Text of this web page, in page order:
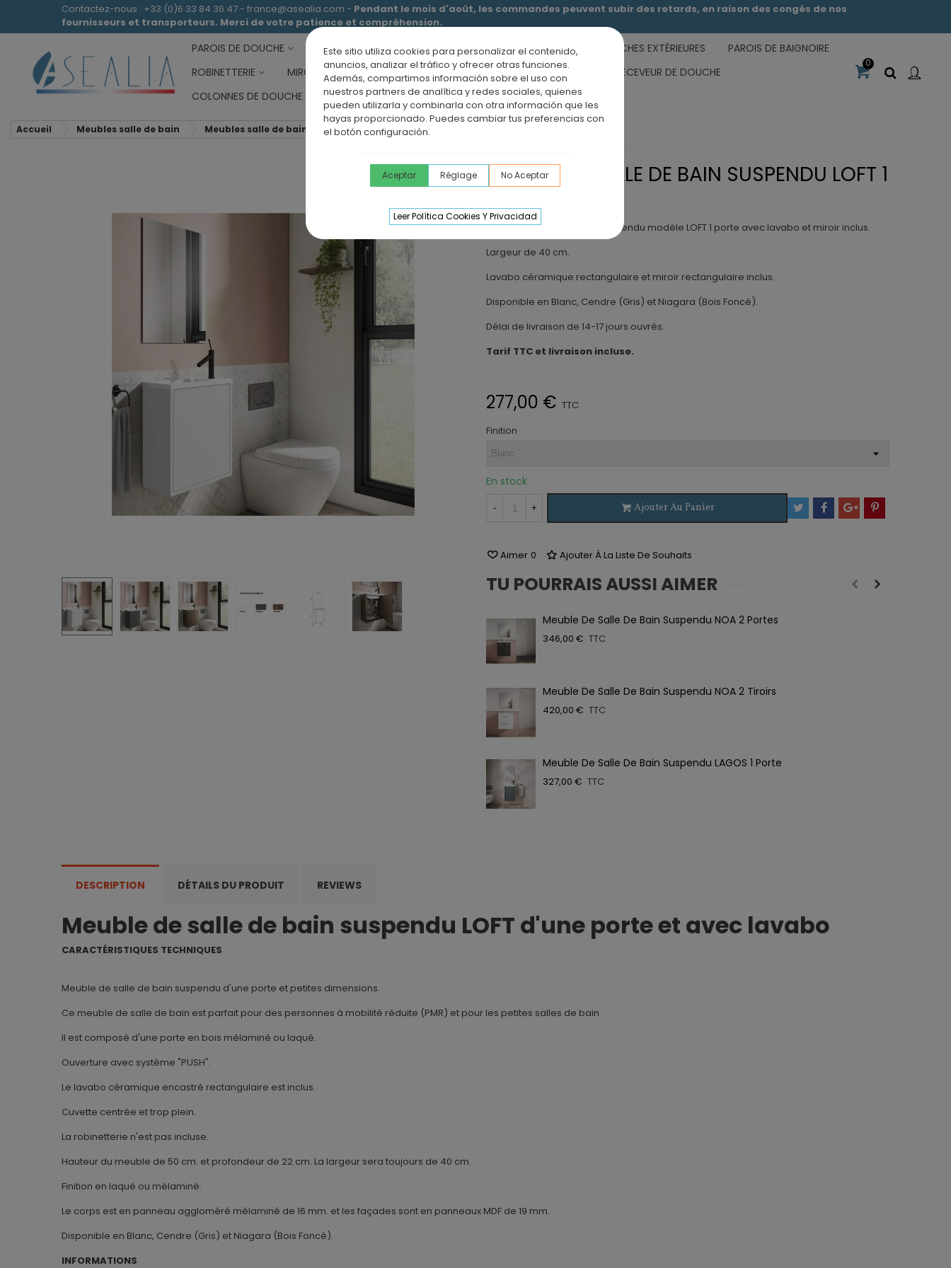
Este sitio utiliza cookies para personalizar el contenido,
anuncios, analizar el tráfico y ofrecer otras funciones.
Además, compartimos información sobre el uso con
nuestros partners de analítica y redes sociales, quienes
pueden utilizarla y combinarla con otra información que les
hayas proporcionado. Puedes cambiar tus preferencias con
el botón configuración.
Aceptar Réglage No Aceptar
Leer Política Cookies Y Privacidad
Contactez-nous : +33 (0)6 33 84 36 47 - france@asealia.com - Pendant le mois d'août, les commandes peuvent subir des retards, en raison des congés de nos
fournisseurs et transporteurs. Merci de votre patience et compréhension.
PAROIS DE DOUCHE RECEVEURS DE DOUCHE MEUBLES SALLE DE BAIN DOUCHES EXTÉRIEURES
PAROIS DE BAIGNOIRE
ROBINETTERIE
MIROIRS DE SALLE DE BAIN PANNEAUX MURAUX
OFFRE PAROI + RECEVEUR DE DOUCHE
COLONNES DE DOUCHE
ÉVIERS DE CUISINE BLOG
0
Accueil Meubles salle de bain Meubles salle de bain suspendus Meuble de salle de bain suspendu LOFT 1 porte
MEUBLE DE SALLE DE BAIN SUSPENDU LOFT 1
Meuble de salle de bain suspendu modèle LOFT 1 porte avec lavabo et miroir inclus.
Largeur de 40 cm.
Lavabo céramique rectangulaire et miroir rectangulaire inclus.
Disponible en Blanc, Cendre (Gris) et Niagara (Bois Foncé).
Délai de livraison de 14-17 jours ouvrés.
Tarif TTC et livraison incluse.
277,00 € TTC
Finition
En stock
- + Ajouter Au Panier
Aimer 0 Ajouter À La Liste De Souhaits
TU POURRAIS AUSSI AIMER
Meuble De Salle De Bain Suspendu NOA 2 Portes
346,00 € TTC
Meuble De Salle De Bain Suspendu NOA 2 Tiroirs
420,00 € TTC
Meuble De Salle De Bain Suspendu LAGOS 1 Porte
327,00 € TTC
DESCRIPTION DÉTAILS DU PRODUIT REVIEWS
Meuble de salle de bain suspendu LOFT d'une porte et avec lavabo
CARACTÉRISTIQUES TECHNIQUES
Meuble de salle de bain suspendu d'une porte et petites dimensions.
Ce meuble de salle de bain est parfait pour des personnes à mobilité réduite (PMR) et pour les petites salles de bain.
Il est composé d'une porte en bois mélaminé ou laqué.
Ouverture avec système "PUSH".
Le lavabo céramique encastré rectangulaire est inclus.
Cuvette centrée et trop plein.
La robinetterie n'est pas incluse.
Hauteur du meuble de 50 cm. et profondeur de 22 cm. La largeur sera toujours de 40 cm.
Finition en laqué ou mélaminé.
Le corps est en panneau aggloméré mélaminé de 16 mm. et les façades sont en panneaux MDF de 19 mm.
Disponible en Blanc, Cendre (Gris) et Niagara (Bois Foncé).
INFORMATIONS